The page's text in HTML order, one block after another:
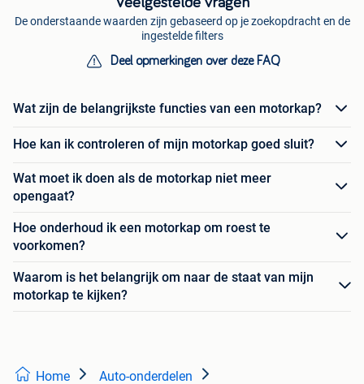
De onderstaande waarden zijn gebaseerd op je zoekopdracht en de
ingestelde filters
Deel opmerkingen over deze FAQ
Wat zijn de belangrijkste functies van een motorkap?
Hoe kan ik controleren of mijn motorkap goed sluit?
Wat moet ik doen als de motorkap niet meer
opengaat?
Hoe onderhoud ik een motorkap om roest te
voorkomen?
Waarom is het belangrijk om naar de staat van mijn
motorkap te kijken?
Home Auto-onderdelen